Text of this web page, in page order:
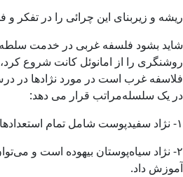
ریشه و زیربنای این چرائی را در تفکر
شاید بشود فلسفه غربی در خدمت
روشنگری را از امانوئل کانت شروع
فلاسفه غرب است در مورد نژادها در
در یک سلسله‌مراتب قرار می دهد:
۱- نژاد سفیدپوست شامل تمام استعدادها و‌ انگیزه‌هاست.
۲- نژاد سیاه‌پوستان بیهوده است و
آموزش داد.